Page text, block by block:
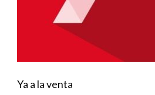
Ya a la venta